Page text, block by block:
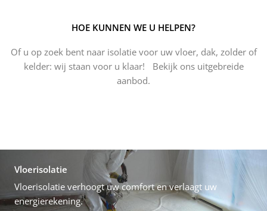
HOE KUNNEN WE U HELPEN?
Of u op zoek bent naar isolatie voor uw vloer, dak, zolder of
kelder: wij staan voor u klaar! Bekijk ons uitgebreide
aanbod.
Vloerisolatie
Vloerisolatie verhoogt uw comfort en verlaagt uw
energierekening.